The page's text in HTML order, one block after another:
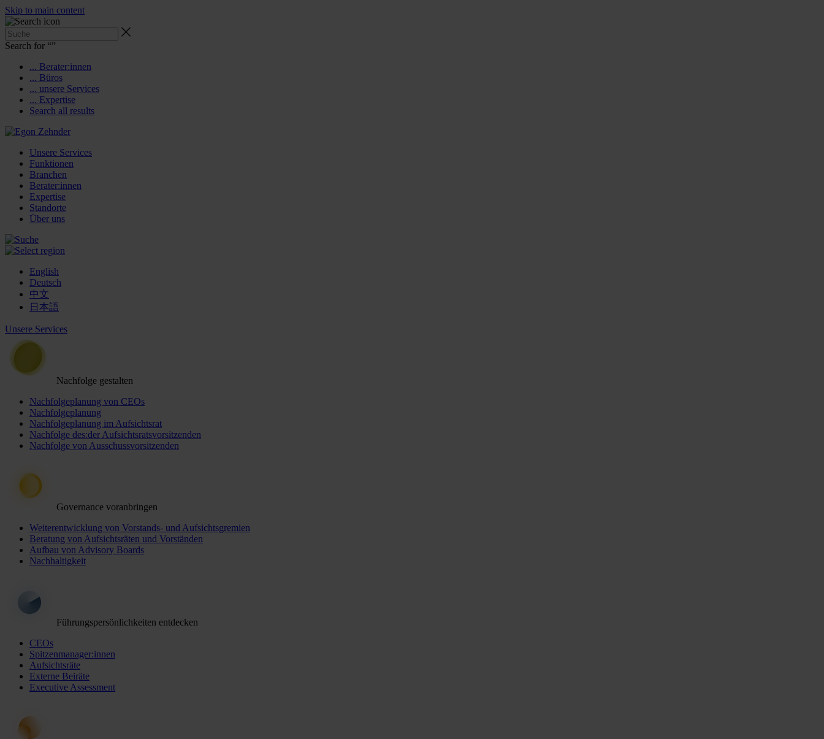
Skip to main content
Search for “”
... Berater:innen
... Büros
... unsere Services
... Expertise
Search all results
Unsere Services
Funktionen
Branchen
Berater:innen
Expertise
Standorte
Über uns
English
Deutsch
中文
日本語
Unsere Services
Nachfolge gestalten
Nachfolgeplanung von CEOs
Nachfolgeplanung
Nachfolgeplanung im Aufsichtsrat
Nachfolge des:der Aufsichtsratsvorsitzenden
Nachfolge von Ausschussvorsitzenden
Governance voranbringen
Weiterentwicklung von Vorstands- und Aufsichtsgremien
Beratung von Aufsichtsräten und Vorständen
Aufbau von Advisory Boards
Nachhaltigkeit
Führungspersönlichkeiten entdecken
CEOs
Spitzenmanager:innen
Aufsichtsräte
Externe Beiräte
Executive Assessment